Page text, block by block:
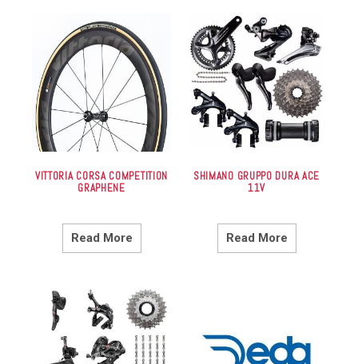
VITTORIA CORSA COMPETITION
GRAPHENE
Read More
SHIMANO GRUPPO DURA ACE
11V
Read More